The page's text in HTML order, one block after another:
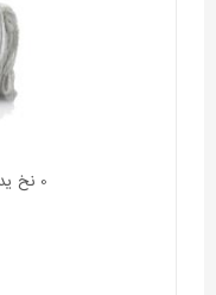
0 نخ یدک چرخ دوز 40 سانت